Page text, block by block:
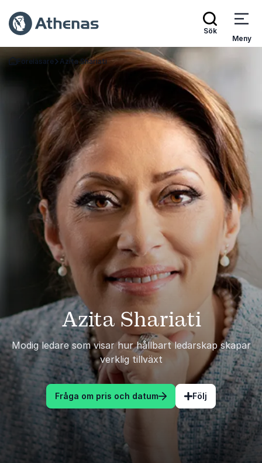
Sök
Meny
Gå tillbaka till startsidan
Föreläsare Azita Shariati
Azita Shariati
Modig ledare som visar hur hållbart ledarskap skapar
verklig tillväxt
Fråga om pris och datum Följ